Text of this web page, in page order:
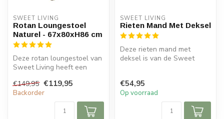
SWEET LIVING
Rotan Loungestoel
Naturel - 67x80xH86 cm
Deze rotan loungestoel van
Sweet Living heeft een
loung...
€149,95 €119,95
Backorder
SWEET LIVING
Rieten Mand Met Deksel
Deze rieten mand met
deksel is van de Sweet
€54,95
Op voorraad